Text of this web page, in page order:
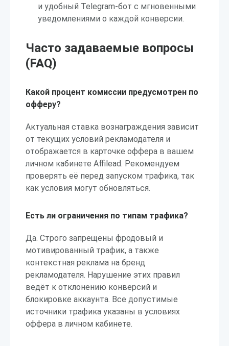
и удобный Telegram-бот с мгновенными
уведомлениями о каждой конверсии.
Часто задаваемые вопросы
(FAQ)
Какой процент комиссии предусмотрен по
офферу?
Актуальная ставка вознаграждения зависит
от текущих условий рекламодателя и
отображается в карточке оффера в вашем
личном кабинете Affilead. Рекомендуем
проверять её перед запуском трафика, так
как условия могут обновляться.
Есть ли ограничения по типам трафика?
Да. Строго запрещены фродовый и
мотивированный трафик, а также
контекстная реклама на бренд
рекламодателя. Нарушение этих правил
ведёт к отклонению конверсий и
блокировке аккаунта. Все допустимые
источники трафика указаны в условиях
оффера в личном кабинете.